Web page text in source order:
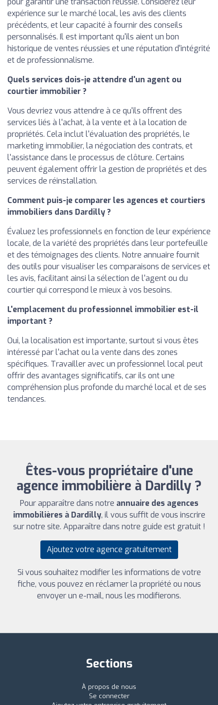
expérience sur le marché local, les avis des clients
précédents, et leur capacité à fournir des conseils
personnalisés. Il est important qu'ils aient un bon
historique de ventes réussies et une réputation d'intégrité
et de professionnalisme.
Quels services dois-je attendre d'un agent ou
courtier immobilier ?
Vous devriez vous attendre à ce qu'ils offrent des
services liés à l'achat, à la vente et à la location de
propriétés. Cela inclut l'évaluation des propriétés, le
marketing immobilier, la négociation des contrats, et
l'assistance dans le processus de clôture. Certains
peuvent également offrir la gestion de propriétés et des
services de réinstallation.
Comment puis-je comparer les agences et courtiers
immobiliers dans Dardilly ?
Évaluez les professionnels en fonction de leur expérience
locale, de la variété des propriétés dans leur portefeuille
et des témoignages des clients. Notre annuaire fournit
des outils pour visualiser les comparaisons de services et
les avis, facilitant ainsi la sélection de l'agent ou du
courtier qui correspond le mieux à vos besoins.
L'emplacement du professionnel immobilier est-il
important ?
Oui, la localisation est importante, surtout si vous êtes
intéressé par l'achat ou la vente dans des zones
spécifiques. Travailler avec un professionnel local peut
offrir des avantages significatifs, car ils ont une
compréhension plus profonde du marché local et de ses
tendances.
Êtes-vous propriétaire d'une
agence immobilière à Dardilly ?
Pour apparaître dans notre annuaire des agences
immobilières à Dardilly, il vous suffit de vous inscrire
sur notre site. Apparaître dans notre guide est gratuit !
Ajoutez votre agence gratuitement
Si vous souhaitez modifier les informations de votre
fiche, vous pouvez en réclamer la propriété ou nous
envoyer un e-mail, nous les modifierons.
Sections
À propos de nous
Se connecter